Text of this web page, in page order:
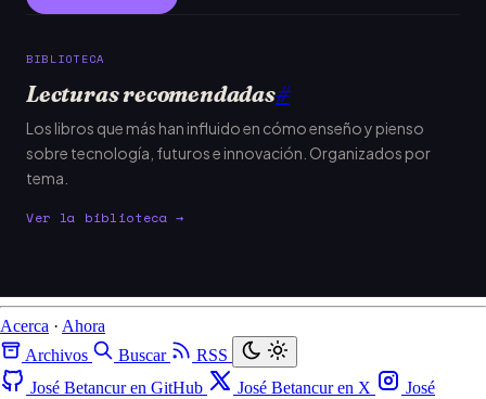
BIBLIOTECA
Lecturas recomendadas#
Los libros que más han influido en cómo enseño y pienso
sobre tecnología, futuros e innovación. Organizados por
tema.
Ver la biblioteca →
Acerca · Ahora
Archivos
Buscar
RSS
José Betancur en GitHub
José Betancur en X José